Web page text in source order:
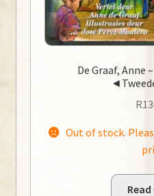
De Graaf, Anne
R
Out of stock.